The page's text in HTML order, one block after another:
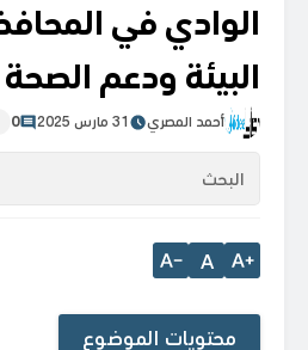
الوادي في
البيئة ودعم
أحمد المصري 31 مارس 2025 0
A
محتويات الموضوع